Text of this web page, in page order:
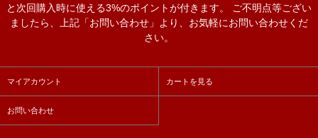
と次回購入時に使える3%のポイントが付きます。 ご不明点等ござい
ましたら、上記「お問い合わせ」より、お気軽にお問い合わせくだ
さい。
マイアカウント カートを見る
お問い合わせ